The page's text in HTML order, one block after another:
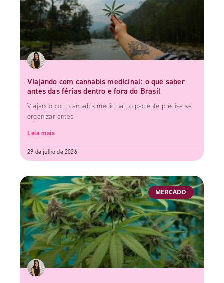
Viajando com cannabis medicinal: o que saber
antes das férias dentro e fora do Brasil
Viajando com cannabis medicinal, o paciente precisa se
organizar antes
Leia mais
29 de julho de 2026
MERCADO